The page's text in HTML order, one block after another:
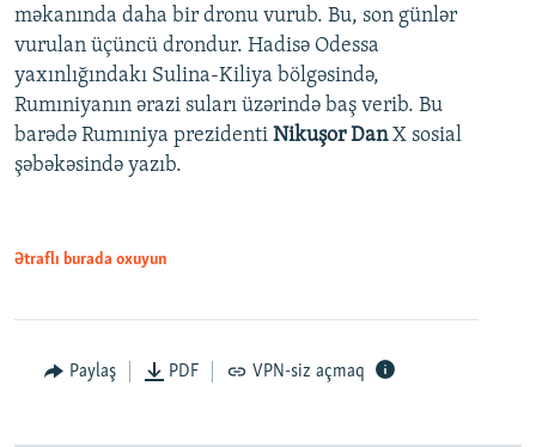
məkanında daha bir dronu vurub. Bu, son günlər
vurulan üçüncü drondur. Hadisə Odessa
yaxınlığındakı Sulina-Kiliya bölgəsində,
Rumıniyanın ərazi suları üzərində baş verib. Bu
barədə Rumıniya prezidenti Nikuşor DanX sosial
şəbəkəsində yazıb.
Ətraflı burada oxuyun
Paylaş PDF VPN-siz açmaq